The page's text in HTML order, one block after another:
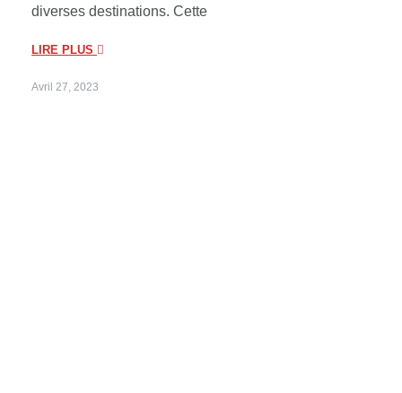
diverses destinations. Cette
LIRE PLUS
Avril 27, 2023